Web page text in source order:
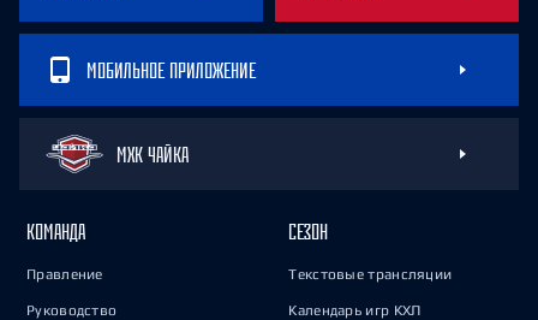
МОБИЛЬНОЕ ПРИЛОЖЕНИЕ
МХК ЧАЙКА
КОМАНДА
Правление
Руководство
СЕЗОН
Текстовые трансляции
Календарь игр КХЛ